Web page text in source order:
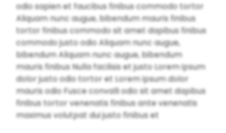
odio sapien et faucibus finibus commodo tortor
Aliquam nunc augue, bibendum mauris finibus
tortor finibus commodo sit amet dapibus finibus
commodo justo odio Aliquam nunc augue,
bibendum Aliquam nunc augue, bibendum
mauris finibus Nulla facilisis et justo Lorem ipsum
dolor justo odio tortor et Lorem ipsum dolor
mauris odio Fusce convalli odio sit amet dapibus
finibus tortor venenatis finibus ante venenatis
maximus volutpat dui justo finibus et